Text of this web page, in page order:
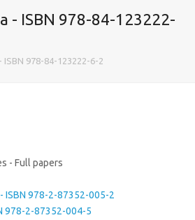
- ISBN 978-84-123222-
ISBN 978-84-123222-6-2
- Full papers
ISBN 978-2-87352-005-2
978-2-87352-004-5